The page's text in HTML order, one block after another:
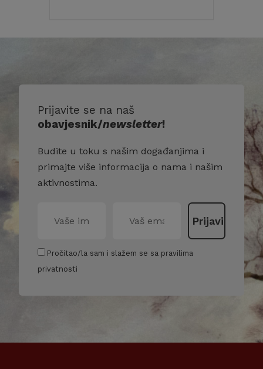
Prijavite se na naš
obavjesnik/newsletter!
Budite u toku s našim događanjima i
primajte više informacija o nama i našim
aktivnostima.
Pročitao/la sam i slažem se sa pravilima
privatnosti